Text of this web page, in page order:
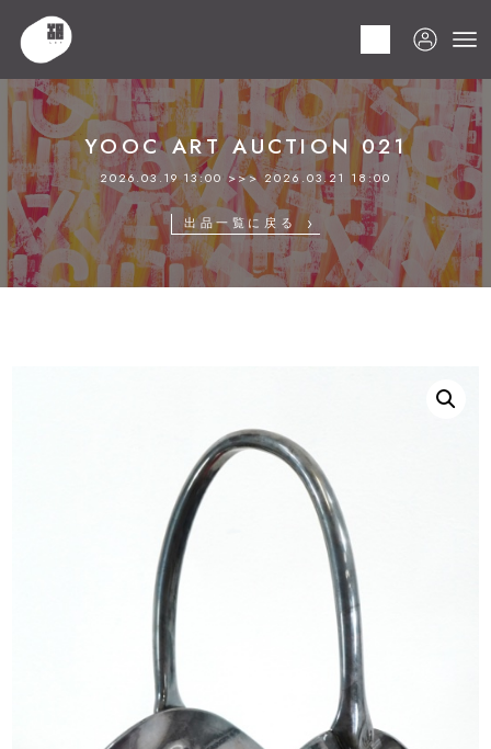
HOME
YOOC ART AUCTION 021
2026.03.19 13:00 >>> 2026.03.21 18:00
出品一覧に戻る